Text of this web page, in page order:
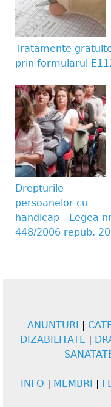
Tratamente
prin formularul
Drepturile
persoanelor cu
handicap - Legea
448/2006 repub.
ANUNTURI
DIZABILITATE
INFO MEMBRI